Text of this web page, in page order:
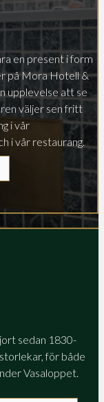
en present i form
på Mora Hotell &
upplevelse att se
väljer sen fritt
i vår
i vår restaurang.
sedan 1830-
för både
Vasaloppet.